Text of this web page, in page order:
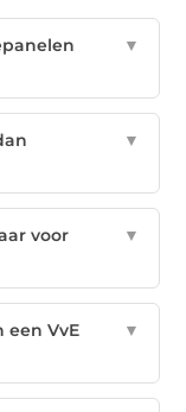
▼
▼
voor
▼
een VvE
▼